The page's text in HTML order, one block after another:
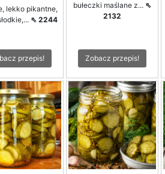
lekko pikantne,
⇖ 2244
przepis!
bułeczki maślane z... ⇖
2132
Zobacz przepis!